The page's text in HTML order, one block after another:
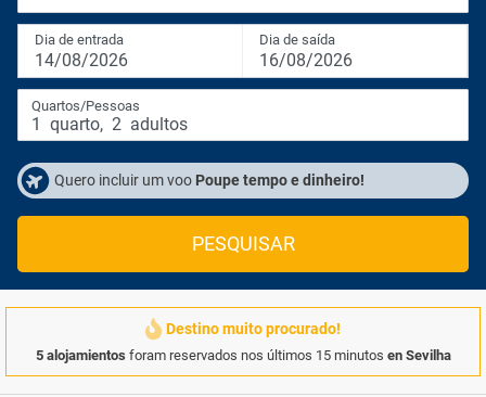
Dia de entrada
14/08/2026
Dia de saída
16/08/2026
Quartos/Pessoas
1 quarto, 2 adultos
Quero incluir um voo Poupe tempo e dinheiro!
PESQUISAR
Destino muito procurado!
5 alojamientos foram reservados nos últimos 15 minutos en Sevilha